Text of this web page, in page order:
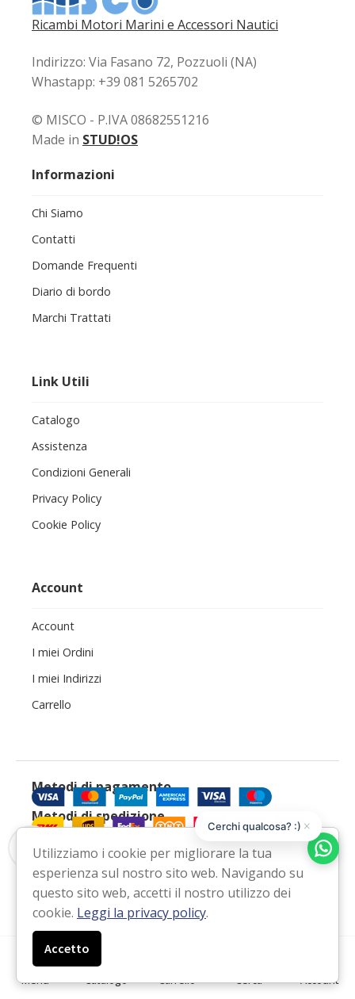
▼
Ricambi Motori Marini e Accessori Nautici
Indirizzo: Via Fasano 72, Pozzuoli (NA)
Whastapp: +39 081 5265702
© MISCO - P.IVA 08682551216
Made in STUD!OS
Informazioni
Chi Siamo
Contatti
Domande Frequenti
Diario di bordo
Marchi Trattati
Link Utili
Catalogo
Assistenza
Condizioni Generali
Privacy Policy
Cookie Policy
Account
Account
I miei Ordini
I miei Indirizzi
Carrello
Menu Catalogo Carrello Cerca Account
Metodi di pagamento
Metodi di spedizione
Ci trovi anche su
Facebook InstagramEmail WhatsApp
×
Cerchi qualcosa? :)
Utilizziamo i cookie per migliorare la tua
esperienza sul nostro sito web. Navigando su
questo sito web, accetti il nostro utilizzo dei
cookie. Leggi la privacy policy.
Accetto